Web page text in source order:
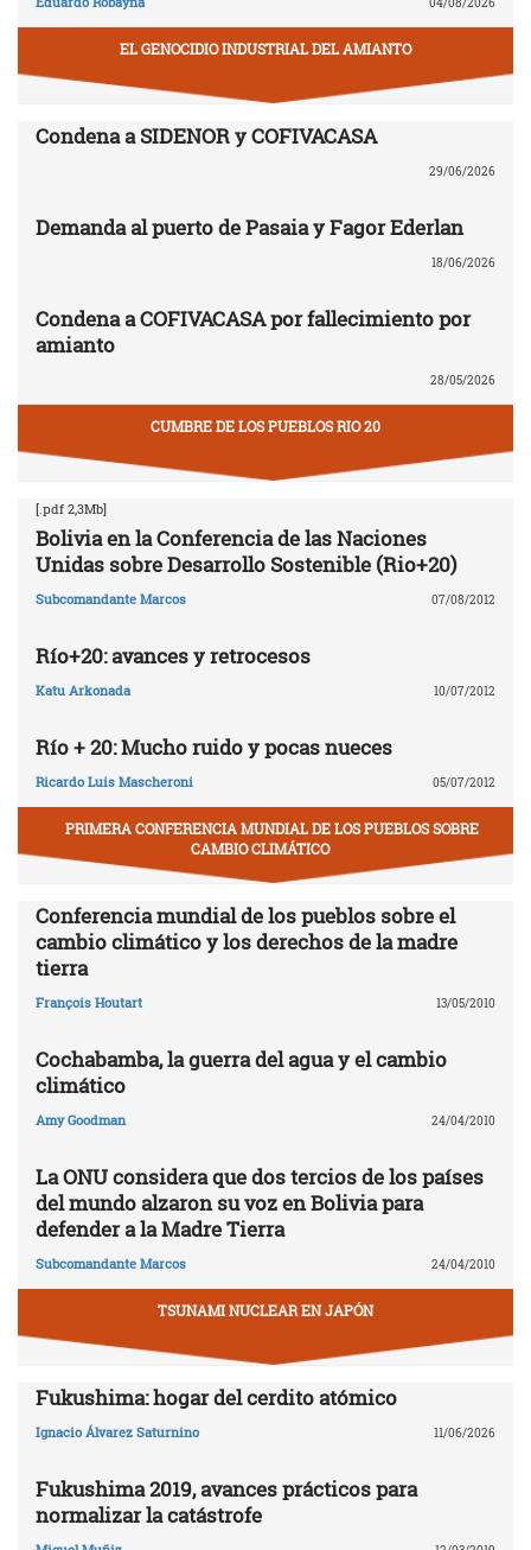
04/08/2026
EL GENOCIDIO INDUSTRIAL DEL AMIANTO
Condena a SIDENOR y COFIVACASA
29/06/2026
Demanda al puerto de Pasaia y Fagor Ederlan
18/06/2026
Condena a COFIVACASA por fallecimiento por
amianto
28/05/2026
CUMBRE DE LOS PUEBLOS RIO 20
[.pdf 2,3Mb]
Bolivia en la Conferencia de las Naciones
Unidas sobre Desarrollo Sostenible (Rio+20)
Subcomandante Marcos 07/08/2012
Río+20: avances y retrocesos
Katu Arkonada 10/07/2012
Río + 20: Mucho ruido y pocas nueces
Ricardo Luis Mascheroni 05/07/2012
PRIMERA CONFERENCIA MUNDIAL DE LOS PUEBLOS SOBRE
CAMBIO CLIMÁTICO
Conferencia mundial de los pueblos sobre el
cambio climático y los derechos de la madre
tierra
François Houtart 13/05/2010
Cochabamba, la guerra del agua y el cambio
climático
Amy Goodman 24/04/2010
La ONU considera que dos tercios de los países
del mundo alzaron su voz en Bolivia para
defender a la Madre Tierra
Subcomandante Marcos 24/04/2010
TSUNAMI NUCLEAR EN JAPÓN
Fukushima: hogar del cerdito atómico
Ignacio Álvarez Saturnino 11/06/2026
Fukushima 2019, avances prácticos para
normalizar la catástrofe